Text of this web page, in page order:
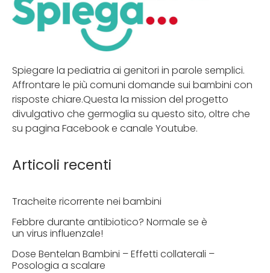
Spiegare la pediatria ai genitori in parole semplici.
Affrontare le più comuni domande sui bambini con
risposte chiare.Questa la mission del progetto
divulgativo che germoglia su questo sito, oltre che
su pagina Facebook e canale Youtube.
Articoli recenti
Tracheite ricorrente nei bambini
Febbre durante antibiotico? Normale se è
un virus influenzale!
Dose Bentelan Bambini – Effetti collaterali –
Posologia a scalare